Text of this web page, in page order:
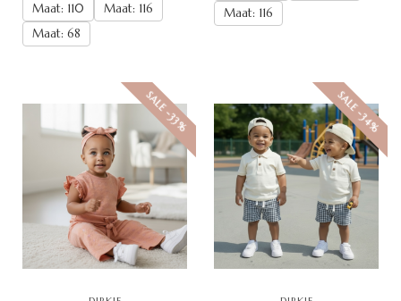
Maat: 110
Maat: 116
Maat: 68
Maat: 116
SALE -33% SALE -34%